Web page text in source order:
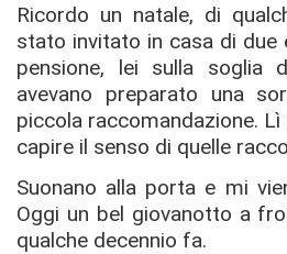
Ricordo un natale, di
stato invitato in casa di due
pensione, lei sulla soglia
avevano preparato una
piccola raccomandazione.
capire il senso di quelle
Suonano alla porta e mi
Oggi un bel giovanotto a
qualche decennio fa.